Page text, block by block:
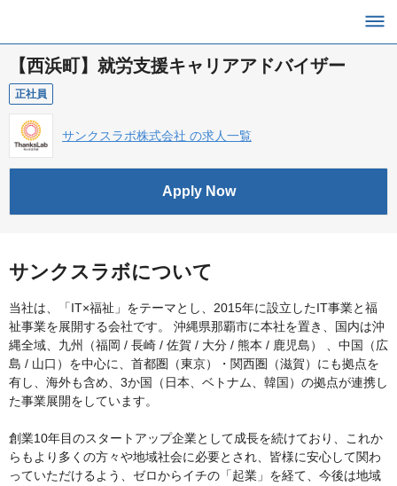
【西浜町】就労支援キャリアアドバイザー
正社員
サンクスラボ株式会社 の求人一覧
Apply Now
サンクスラボについて
当社は、「IT×福祉」をテーマとし、2015年に設立したIT事業と福
祉事業を展開する会社です。 沖縄県那覇市に本社を置き、国内は沖
縄全域、九州（福岡 / 長崎 / 佐賀 / 大分 / 熊本 / 鹿児島） 、中国（広
島 / 山口）を中心に、首都圏（東京）・関西圏（滋賀）にも拠点を
有し、海外も含め、3か国（日本、ベトナム、韓国）の拠点が連携し
た事業展開をしています。
創業10年目のスタートアップ企業として成長を続けており、これか
らもより多くの方々や地域社会に必要とされ、皆様に安心して関わ
っていただけるよう、ゼロからイチの「起業」を経て、今後は地域